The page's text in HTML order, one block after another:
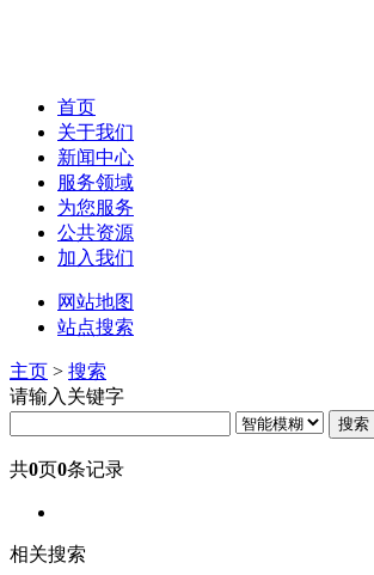
首页
关于我们
新闻中心
服务领域
为您服务
公共资源
加入我们
网站地图
站点搜索
主页 > 搜索
请输入关键字
搜索
共0页0条记录
相关搜索